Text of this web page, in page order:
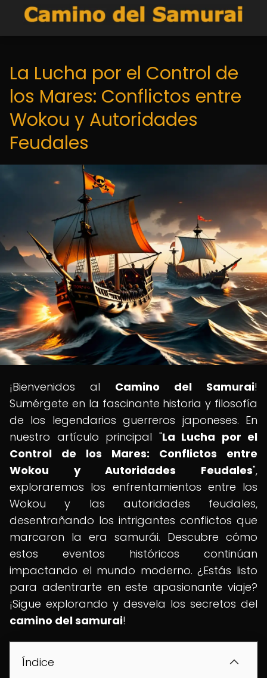
La Lucha por el Control de
los Mares: Conflictos entre
Wokou y Autoridades
Feudales
¡Bienvenidos al Camino del Samurai!
Sumérgete en la fascinante historia y filosofía
de los legendarios guerreros japoneses. En
nuestro artículo principal "La Lucha por el
Control de los Mares: Conflictos entre
Wokou y Autoridades Feudales",
exploraremos los enfrentamientos entre los
Wokou y las autoridades feudales,
desentrañando los intrigantes conflictos que
marcaron la era samurái. Descubre cómo
estos eventos históricos continúan
impactando el mundo moderno. ¿Estás listo
para adentrarte en este apasionante viaje?
¡Sigue explorando y desvela los secretos del
camino del samurai!
Índice